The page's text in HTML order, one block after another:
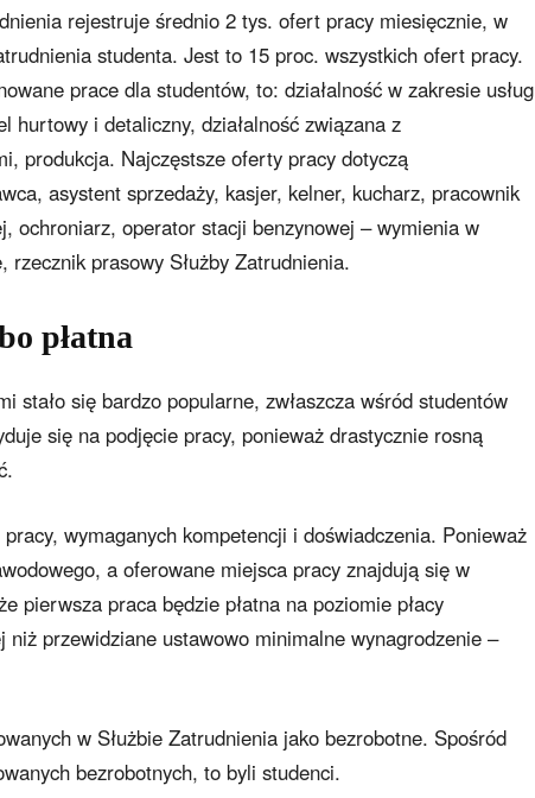
rejestruje średnio 2 tys. ofert pracy miesięcznie, w
studenta. Jest to 15 proc. wszystkich ofert pracy.
prace dla studentów, to: działalność w zakresie usług
hurtowy i detaliczny, działalność związana z
produkcja. Najczęstsze oferty pracy dotyczą
asystent sprzedaży, kasjer, kelner, kucharz, pracownik
ochroniarz, operator stacji benzynowej – wymienia w
rzecznik prasowy Służby Zatrudnienia.
płatna
stało się bardzo popularne, zwłaszcza wśród studentów
się na podjęcie pracy, ponieważ drastycznie rosną
wymaganych kompetencji i doświadczenia. Ponieważ
a oferowane miejsca pracy znajdują się w
pierwsza praca będzie płatna na poziomie płacy
przewidziane ustawowo minimalne wynagrodzenie –
w Służbie Zatrudnienia jako bezrobotne. Spośród
bezrobotnych, to byli studenci.